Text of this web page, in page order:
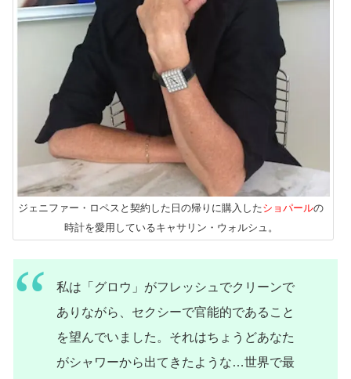
ジェニファー・ロペスと契約した日の帰りに購入したショパールの
時計を愛用しているキャサリン・ウォルシュ。
私は「グロウ」がフレッシュでクリーンで
ありながら、セクシーで官能的であること
を望んでいました。それはちょうどあなた
がシャワーから出てきたような…世界で最